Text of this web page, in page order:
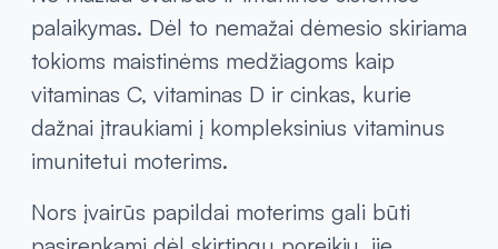
sąnaudas. Tokiais atvejais ypač svarbu gauti
pakankamai vitaminų, mineralų, baltymų ir
kitų maistinių medžiagų.
Ne mažiau svarbus ir imuninės sistemos
palaikymas. Dėl to nemažai dėmesio skiriama
tokioms maistinėms medžiagoms kaip
vitaminas C, vitaminas D ir cinkas, kurie